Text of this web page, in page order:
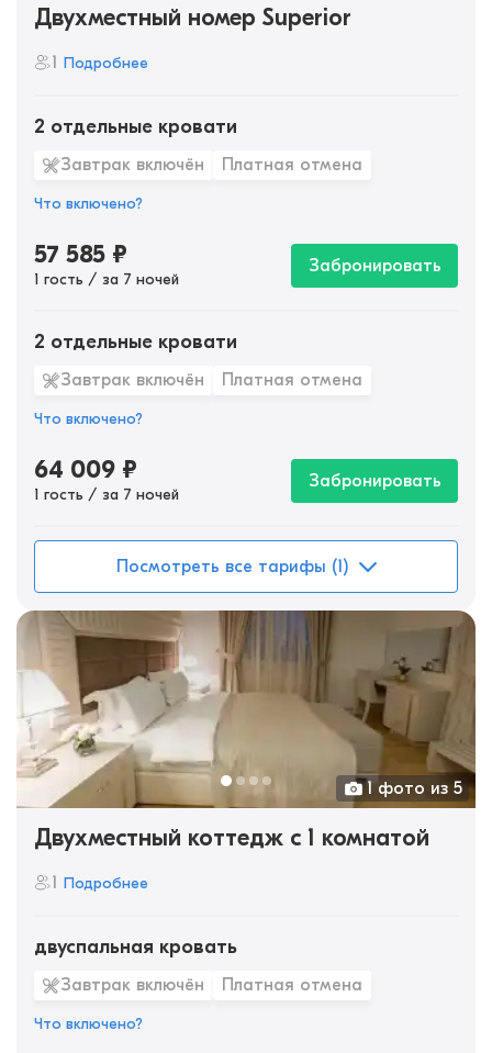
Двухместный номер Superior
1 Подробнее
2 отдельные кровати
Завтрак включён Платная отмена
Что включено?
57 585 ₽
1 гость / за 7 ночей
Забронировать
2 отдельные кровати
Завтрак включён Платная отмена
Что включено?
64 009 ₽
1 гость / за 7 ночей
Забронировать
Посмотреть все тарифы (1)
1 фото из 5
Двухместный коттедж c 1 комнатой
1 Подробнее
двуспальная кровать
Завтрак включён Платная отмена
Что включено?